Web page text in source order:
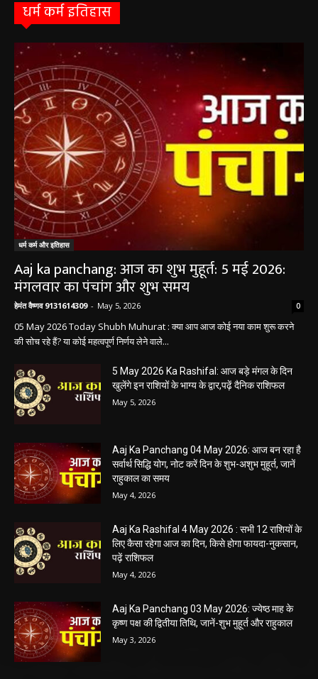
धर्म कर्म इतिहास
धर्म कर्म और इतिहास
Aaj ka panchang: आज का शुभ मुहूर्त: 5 मई 2026:
मंगलवार का पंचांग और शुभ समय
हेमंत वैष्णव 9131614309 - May 5, 2026 0
05 May 2026 Today Shubh Muhurat : क्या आप आज कोई नया काम शुरू करने
की सोच रहे हैं? या कोई महत्वपूर्ण निर्णय लेने वाले...
5 May 2026 Ka Rashifal: आज बड़े मंगल के दिन
खुलेंगे इन राशियों के भाग्य के द्वार,पढ़ें दैनिक राशिफल
May 5, 2026
Aaj Ka Panchang 04 May 2026: आज बन रहा है
सर्वार्थ सिद्धि योग, नोट करें दिन के शुभ-अशुभ मुहूर्त, जानें
राहुकाल का समय
May 4, 2026
Aaj Ka Rashifal 4 May 2026 : सभी 12 राशियों के
लिए कैसा रहेगा आज का दिन, किसे होगा फायदा-नुकसान,
पढ़ें राशिफल
May 4, 2026
Aaj Ka Panchang 03 May 2026: ज्येष्ठ माह के
कृष्ण पक्ष की द्वितीया तिथि, जानें-शुभ मुहूर्त और राहुकाल
May 3, 2026